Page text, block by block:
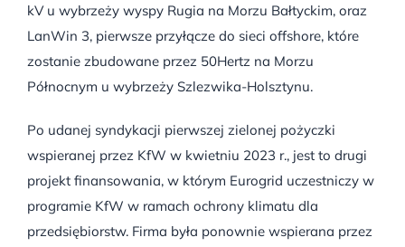
kV u wybrzeży wyspy Rugia na Morzu Bałtyckim, oraz
LanWin 3, pierwsze przyłącze do sieci offshore, które
zostanie zbudowane przez 50Hertz na Morzu
Północnym u wybrzeży Szlezwika-Holsztynu.
Po udanej syndykacji pierwszej zielonej pożyczki
wspieranej przez KfW w kwietniu 2023 r., jest to drugi
projekt finansowania, w którym Eurogrid uczestniczy w
programie KfW w ramach ochrony klimatu dla
przedsiębiorstw. Firma była ponownie wspierana przez